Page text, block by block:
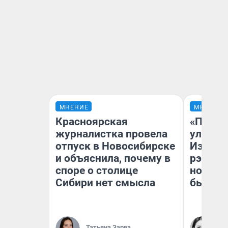
МНЕНИЕ
Красноярская
журналистка провела
отпуск в Новосибирске
и объяснила, почему в
споре о столице
Сибири нет смысла
МНЕНИЕ
рэпер
было